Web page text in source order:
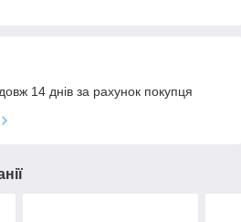
14 днів за рахунок покупця